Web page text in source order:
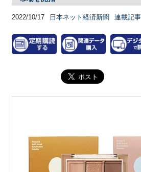
2022/10/17 日本ネット経済新聞 連載記事